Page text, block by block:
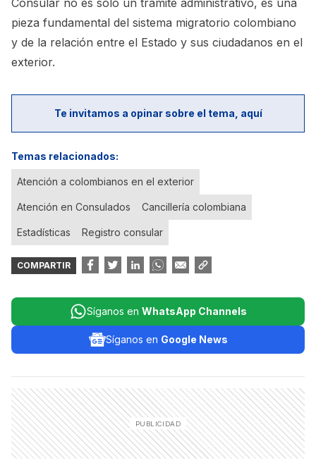
Consular no es solo un trámite administrativo, es una
pieza fundamental del sistema migratorio colombiano
y de la relación entre el Estado y sus ciudadanos en el
exterior.
Te invitamos a opinar sobre el tema, aquí
Temas relacionados:
Atención a colombianos en el exterior
Atención en Consulados Cancillería colombiana
Estadísticas Registro consular
COMPARTIR
Síganos en WhatsApp Channels
Síganos en Google News